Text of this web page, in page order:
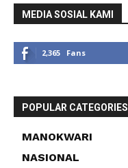
MEDIA SOSIAL KAMI
2,365 Fans
POPULAR CATEGORIES
MANOKWARI
NASIONAL